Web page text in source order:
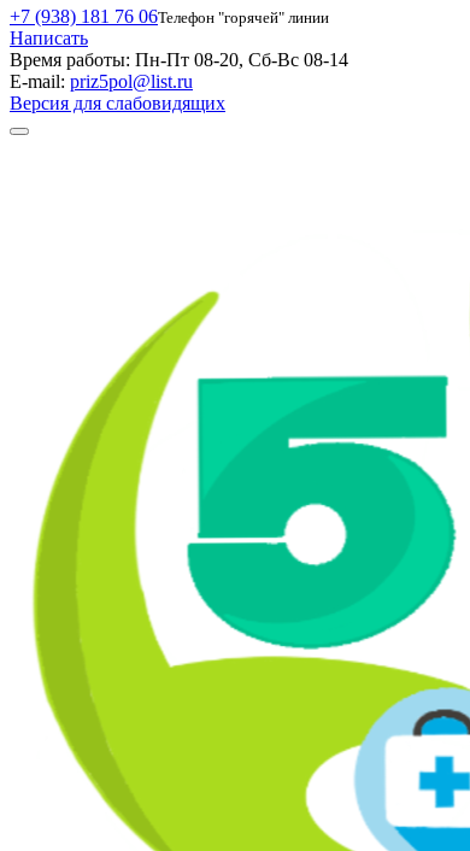
+7 (938) 181 76 06Телефон "горячей" линии
Написать
Время работы: Пн-Пт 08-20, Сб-Вс 08-14
E-mail: priz5pol@list.ru
Версия для слабовидящих